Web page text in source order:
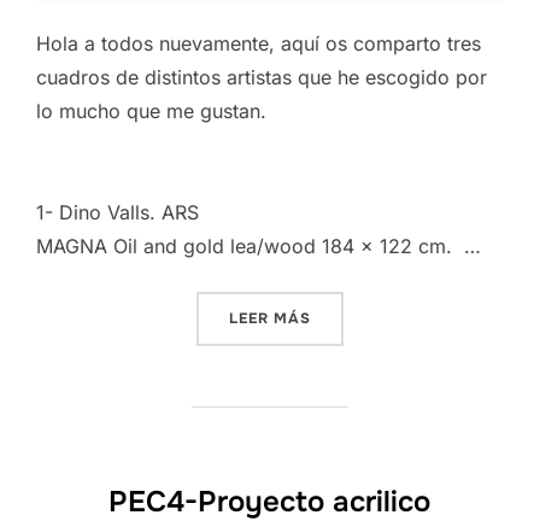
Hola a todos nuevamente, aquí os comparto tres
cuadros de distintos artistas que he escogido por
lo mucho que me gustan.
1- Dino Valls. ARS
MAGNA Oil and gold lea/wood 184 x 122 cm. …
LEER MÁS
PEC4-Proyecto acrilico